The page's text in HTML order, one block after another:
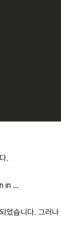
.
in ...
습니다. 그러